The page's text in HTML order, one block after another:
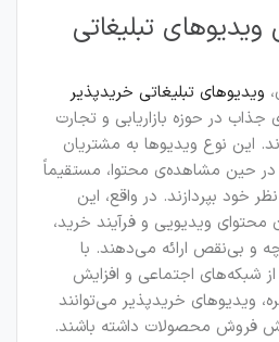
تبلیغاتی
ویدیوهای تبلیغاتی خریدپذیر
جذاب در حوزه بازاریابی و تجارت
این نوع ویدیوها به مشتریان
در حین مشاهده‌ی محتوا، مستقیماً
خود بپردازند. در واقع، این
ویدیویی و فرآیند خرید،
و بی‌نقص ارائه می‌دهند. با
شبکه‌های اجتماعی و افزایش
ویدیوهای خریدپذیر می‌توانند
فروش محصولات داشته باشند.